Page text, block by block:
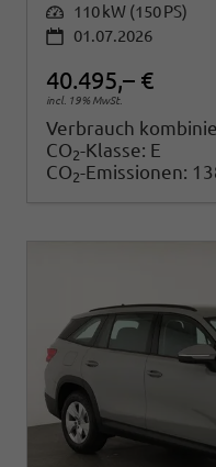
Leistung 110 kW (150 PS)
01.07.2026
40.495,– €
incl. 19% MwSt.
Verbrauch
CO2-Klasse: E
CO2-Emissionen: